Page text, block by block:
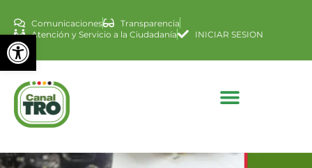
Abrir barra de
Comunicaciones
Transparencia
Atención y Servicio a la Ciudadanía
INICIAR SESION